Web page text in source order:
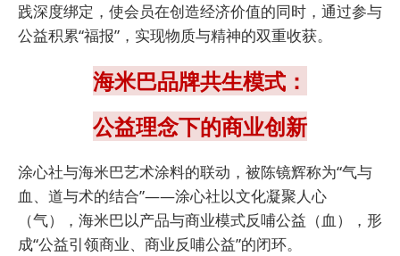
践深度绑定，使会员在创造经济价值的同时，通过参与
公益积累“福报”，实现物质与精神的双重收获。
海米巴品牌共生模式：
公益理念下的商业创新
涂心社与海米巴艺术涂料的联动，被陈镜辉称为“气与
血、道与术的结合”——涂心社以文化凝聚人心
（气），海米巴以产品与商业模式反哺公益（血），形
成“公益引领商业、商业反哺公益”的闭环。